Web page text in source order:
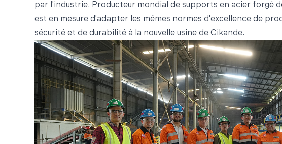
par l'industrie. Producteur mondial de supports en acier forgé
est en mesure d'adapter les mêmes normes d'excellence de
sécurité et de durabilité à la nouvelle usine de Cikande.